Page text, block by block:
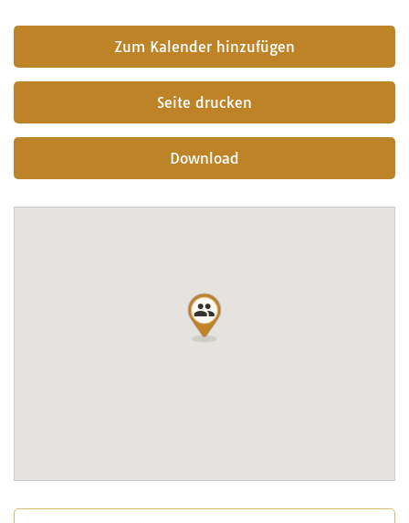
Seite drucken
Download